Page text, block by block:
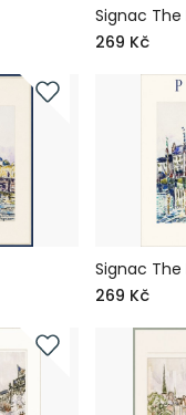
Signac The
269 Kč
Signac The
269 Kč